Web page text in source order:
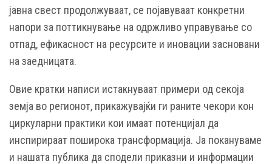
јавна свест продолжуваат, се појавуваат конкретни
напори за поттикнување на одржливо управување со
отпад, ефикасност на ресурсите и иновации засновани
на заедницата.
Овие кратки написи истакнуваат примери од секоја
земја во регионот, прикажувајќи ги раните чекори кон
циркуларни практики кои имаат потенцијал да
инспирираат поширока трансформација. Ја покануваме
и нашата публика да сподели приказни и информации